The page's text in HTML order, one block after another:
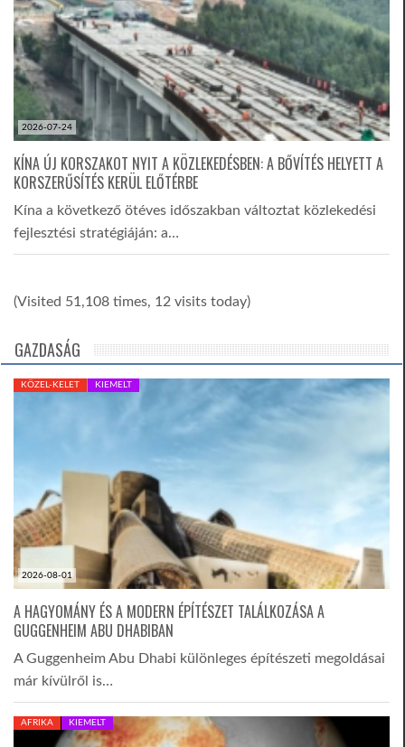
2026-07-24
KÍNA ÚJ KORSZAKOT NYIT A KÖZLEKEDÉSBEN: A BŐVÍTÉS HELYETT A
KORSZERŰSÍTÉS KERÜL ELŐTÉRBE
Kína a következő ötéves időszakban változtat közlekedési
fejlesztési stratégiáján: a…
(Visited 51,108 times, 12 visits today)
GAZDASÁG
2026-08-01
KÖZEL-KELET KIEMELT
A HAGYOMÁNY ÉS A MODERN ÉPÍTÉSZET TALÁLKOZÁSA A
GUGGENHEIM ABU DHABIBAN
A Guggenheim Abu Dhabi különleges építészeti megoldásai
már kívülről is…
AFRIKA KIEMELT